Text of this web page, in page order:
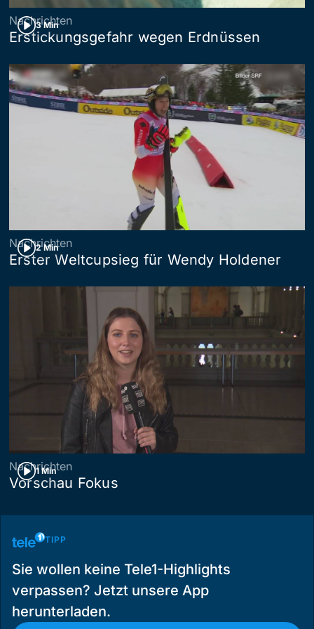
3 Min
Nachrichten
Erstickungsgefahr wegen Erdnüssen
2 Min
Nachrichten
Erster Weltcupsieg für Wendy Holdener
1 Min
Nachrichten
Vorschau Fokus
TIPP
Sie wollen keine Tele1-Highlights
verpassen? Jetzt unsere App
herunterladen.